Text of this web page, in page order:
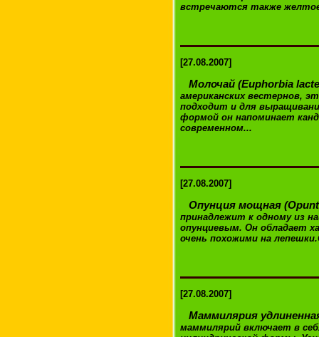
встречаются также желтое
[27.08.2007]
Молочай (Euphorbia
американских вестернов,
подходит и для
формой он напоминает
современном...
[27.08.2007]
Опунция мощная
принадлежит к одному из
опунциевым. Он обладает
очень похожими на
[27.08.2007]
Маммилярия
маммилярий включает в